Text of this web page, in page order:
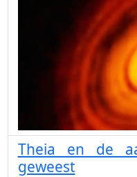
Theia en de
geweest